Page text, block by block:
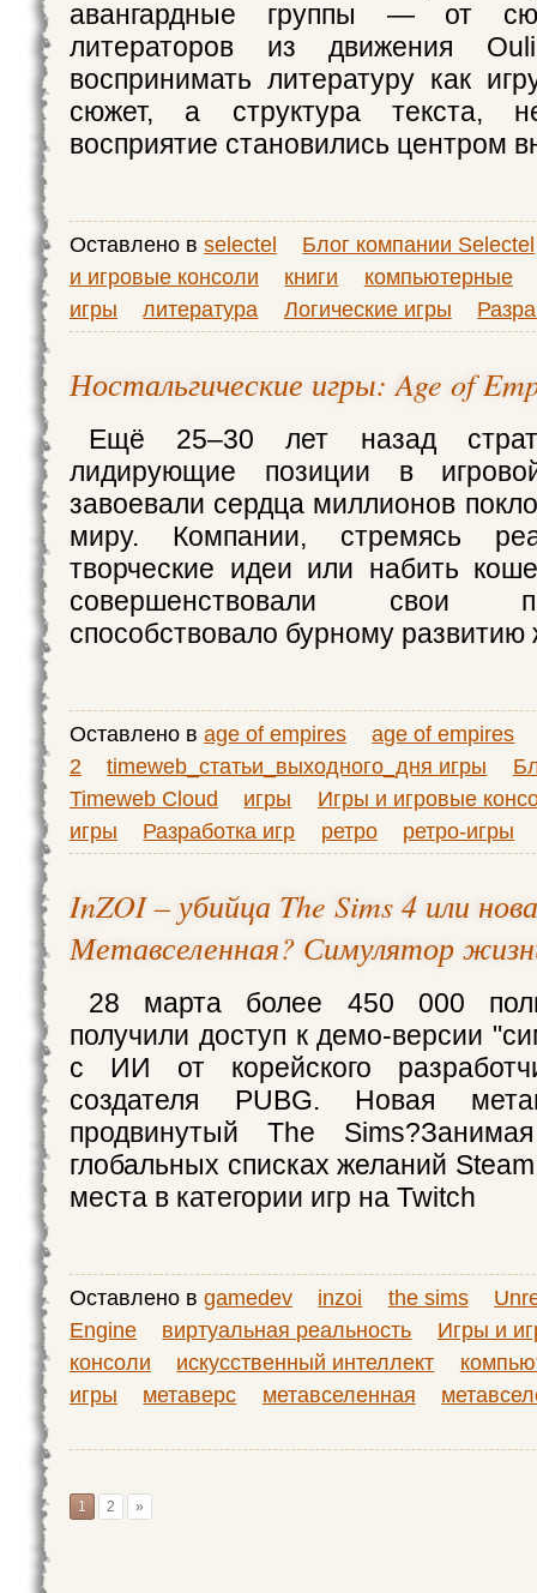
авангардные группы — от
литераторов из движения
воспринимать литературу как
сюжет, а структура текста,
восприятие становились центром
Оставлено в selectel
Блог компании Selectel
и игровые консоли
книги
компьютерные
игры
литература Логические игры
Ностальгические игры: Age of
Ещё 25–30 лет назад
лидирующие позиции в
завоевали сердца миллионов
миру. Компании, стремясь
творческие идеи или набить
совершенствовали свои
способствовало бурному развитию
Оставлено в age of empires
age of empires
2
timeweb_статьи_выходного_дня игры
Timeweb Cloud
игры
Игры и игровые
игры
Разработка игр ретро ретро-игры
InZOI – убийца The Sims 4 или
Метавселенная? Симулятор
28 марта более 450 000
получили доступ к демо-версии
с ИИ от корейского
создателя PUBG. Новая
продвинутый The
глобальных списках желаний
места в категории игр на Twitch
Оставлено в gamedev inzoi the sims
Engine
виртуальная реальность
Игры и
консоли
искусственный интеллект
игры
метаверс метавселенная
1 2 »